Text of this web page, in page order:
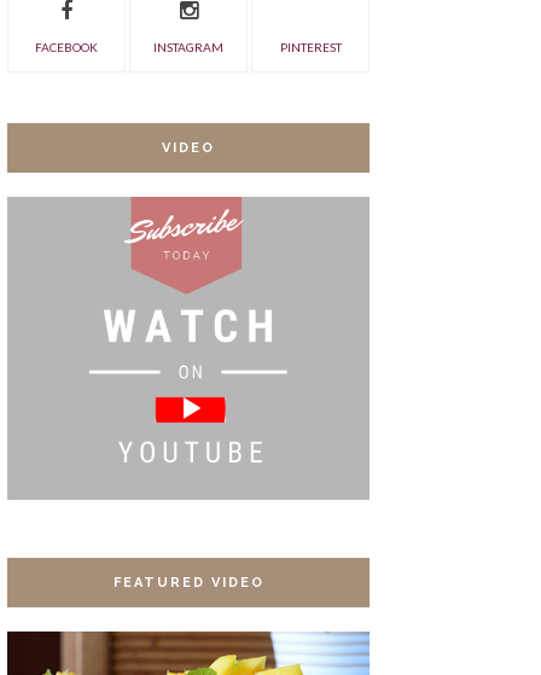
FACEBOOK INSTAGRAM PINTEREST
VIDEO
FEATURED VIDEO